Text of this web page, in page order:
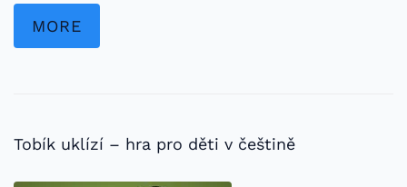
MORE
Tobík uklízí – hra pro děti v češtině